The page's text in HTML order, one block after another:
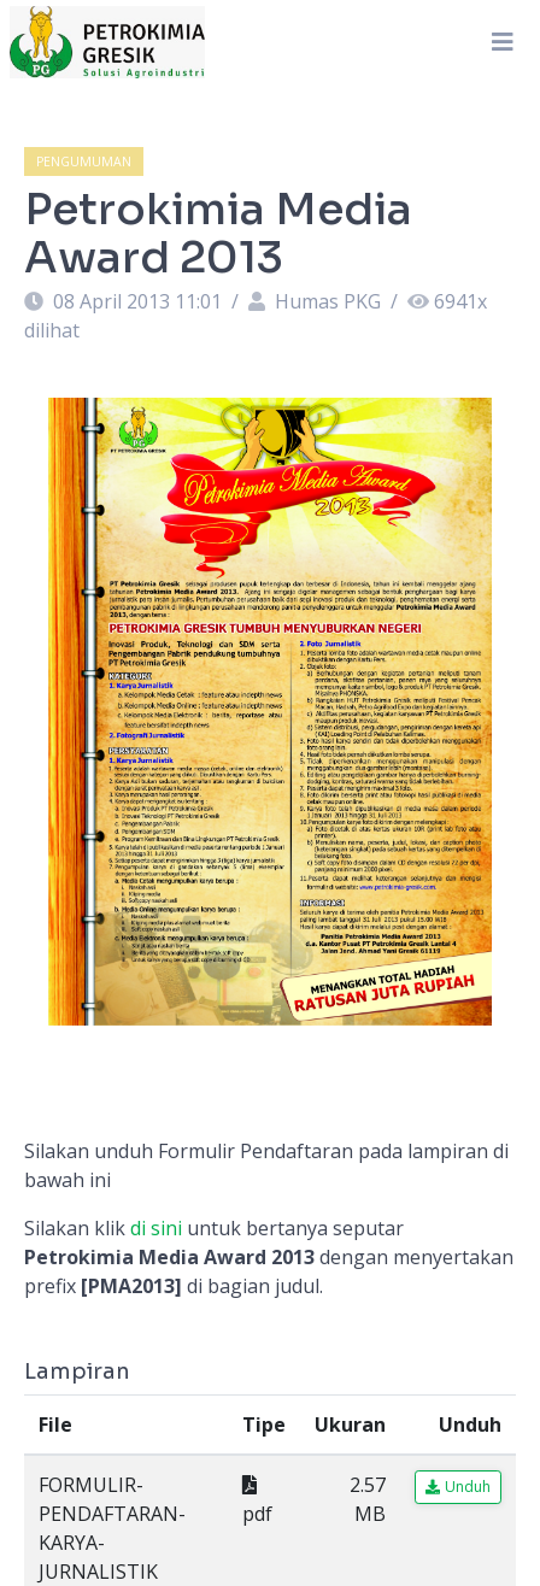
PENGUMUMAN
Petrokimia Media
Award 2013
08 April 2013 11:01 / Humas PKG / 6941x
dilihat
Silakan unduh Formulir Pendaftaran pada lampiran di
bawah ini
Silakan klikdi sini untuk bertanya seputar
Petrokimia Media Award 2013dengan menyertakan
prefix [PMA2013] di bagian judul.
Lampiran
File
Tipe Ukuran Unduh
FORMULIR-
PENDAFTARAN-
KARYA-
JURNALISTIK
pdf
2.57
MB
Unduh